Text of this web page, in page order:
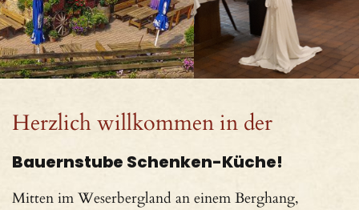
Herzlich willkommen in der
Bauernstube Schenken-Küche!
Mitten im Weserbergland an einem Berghang,